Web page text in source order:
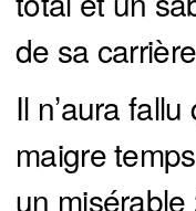
de sa
Il n’aura
maigre
un